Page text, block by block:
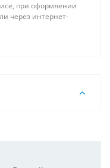
при оформлении
через интернет-